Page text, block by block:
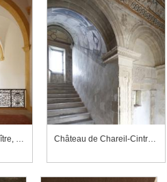
Abbaye de Cluny, cloître, escalier sud Château de Chareil-Cintrat, escalier, départ